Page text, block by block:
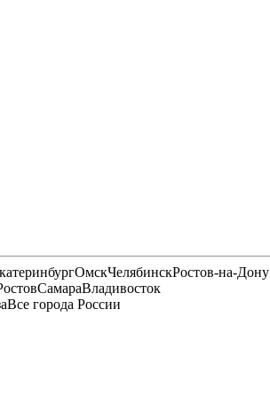
ОмскЧелябинскРостов-на-Дону
СамараВладивосток
Все города России